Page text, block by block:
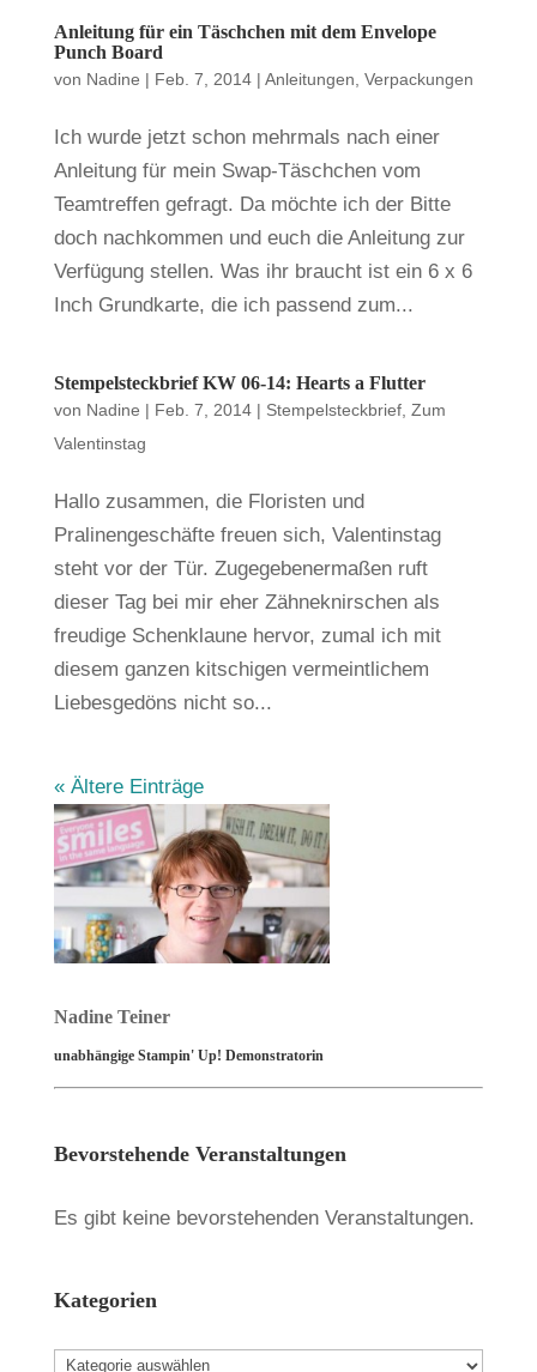
Anleitung für ein Täschchen mit dem Envelope
Punch Board
von Nadine | Feb. 7, 2014| Anleitungen Verpackungen
Ich wurde jetzt schon mehrmals nach einer
Anleitung für mein Swap-Täschchen vom
Teamtreffen gefragt. Da möchte ich der Bitte
doch nachkommen und euch die Anleitung zur
Verfügung stellen. Was ihr braucht ist ein 6 x 6
Inch Grundkarte, die ich passend zum...
Stempelsteckbrief KW 06-14: Hearts a Flutter
von Nadine | Feb. 7, 2014| Stempelsteckbrief, Zum
Valentinstag
Hallo zusammen, die Floristen und
Pralinengeschäfte freuen sich, Valentinstag
steht vor der Tür. Zugegebenermaßen ruft
dieser Tag bei mir eher Zähneknirschen als
freudige Schenklaune hervor, zumal ich mit
diesem ganzen kitschigen vermeintlichem
Liebesgedöns nicht so...
« Ältere Einträge
Nadine Teiner
unabhängige Stampin' Up! Demonstratorin
Bevorstehende Veranstaltungen
Es gibt keine bevorstehenden Veranstaltungen.
Kategorien
Kategorien